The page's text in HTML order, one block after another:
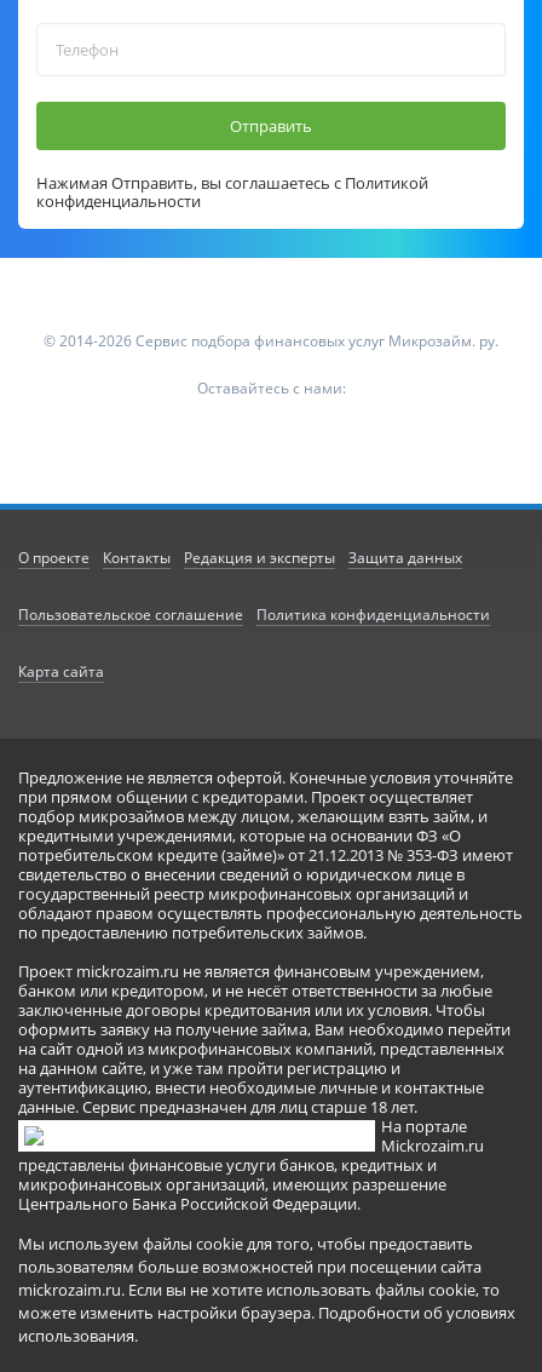
Отправить
Нажимая Отправить, вы соглашаетесь с Политикой
конфиденциальности
© 2014-2026 Сервис подбора финансовых услуг Микрозайм. ру.
Оставайтесь с нами:
О проекте Контакты Редакция и эксперты Защита данных
Пользовательское соглашение Политика конфиденциальности
Карта сайта
Предложение не является офертой. Конечные условия уточняйте
при прямом общении с кредиторами. Проект осуществляет
подбор микрозаймов между лицом, желающим взять займ, и
кредитными учреждениями, которые на основании ФЗ «О
потребительском кредите (займе)» от 21.12.2013 № 353-ФЗ имеют
свидетельство о внесении сведений о юридическом лице в
государственный реестр микрофинансовых организаций и
обладают правом осуществлять профессиональную деятельность
по предоставлению потребительских займов.
Проект mickrozaim.ru не является финансовым учреждением,
банком или кредитором, и не несёт ответственности за любые
заключенные договоры кредитования или их условия. Чтобы
оформить заявку на получение займа, Вам необходимо перейти
на сайт одной из микрофинансовых компаний, представленных
на данном сайте, и уже там пройти регистрацию и
аутентификацию, внести необходимые личные и контактные
данные. Сервис предназначен для лиц старше 18 лет.
На портале
Mickrozaim.ru
представлены финансовые услуги банков, кредитных и
микрофинансовых организаций, имеющих разрешение
Центрального Банка Российской Федерации.
Мы используем файлы cookie для того, чтобы предоставить
пользователям больше возможностей при посещении сайта
mickrozaim.ru. Если вы не хотите использовать файлы cookie, то
можете изменить настройки браузера. Подробности об условиях
использования.